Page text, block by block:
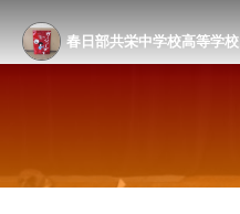
春日部共栄中学校高等学校